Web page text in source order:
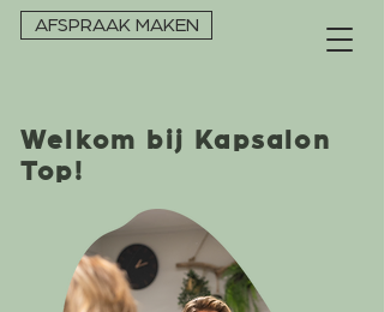
AFSPRAAK MAKEN
Welkom bij Kapsalon
Top!